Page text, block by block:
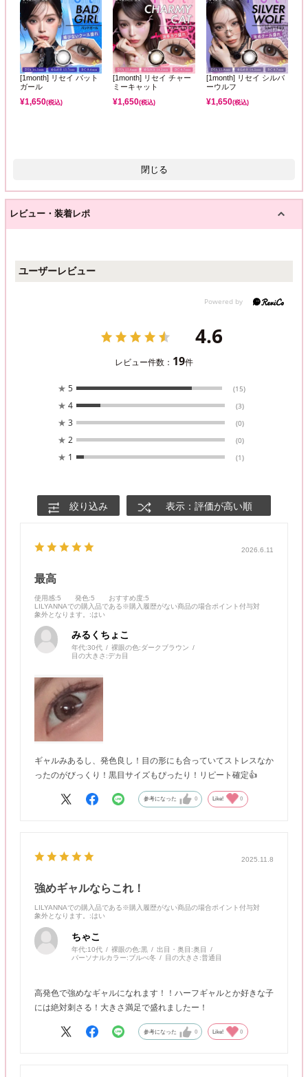
[1month] リセイ バット
ガール
¥1,650(税込)
[1month] リセイ チャー
ミーキャット
¥1,650(税込)
[1month] リセイ シルバ
ーウルフ
¥1,650(税込)
閉じる
レビュー・装着レポ
ユーザーレビュー
4.6
レビュー件数： 19件
★ 5 (15)
★ 4 (3)
★ 3 (0)
★ 2 (0)
★ 1 (1)
絞り込み 表示：評価が高い順
2026.6.11
最高
使用感:5 発色:5 おすすめ度:5
LILYANNAでの購入品である※購入履歴がない商品の場合ポイント付与対
象外となります。
:はい
みるくちょこ
年代:30代 裸眼の色:ダークブラウン
目の大きさ:デカ目
ギャルみあるし、発色良し！目の形にも合っていてストレスなか
ったのがびっくり！黒目サイズもぴったり！リピート確定👍
参考になった 0 Like! 0
2025.11.8
強めギャルならこれ！
LILYANNAでの購入品である※購入履歴がない商品の場合ポイント付与対
象外となります。
:はい
ちゃこ
年代:10代 裸眼の色:黒 出目・奥目:奥目
パーソナルカラー:ブルべ冬 目の大きさ:普通目
高発色で強めなギャルになれます！！ハーフギャルとか好きな子
には絶対刺さる！大きさ満足で盛れましたー！
参考になった 0 Like! 0